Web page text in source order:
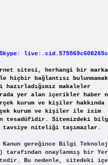
Skype:
sitesi, herhangi bir
hiçbir bağlantısı
makaleler
yer alan içerikler
kurum ve kişiler hakkında
kurum ve kişiler ile isim
tesadüfidir. Sitemizdeki
tavsiye niteliği taşımazlar.
Kanun gereğince Bilgi
tarafından onaylanmış bir Yer
Bu nedenle, sitedeki